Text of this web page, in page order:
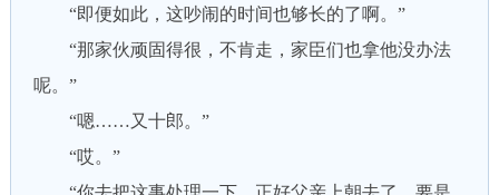
“即便如此，这吵闹的时间也够长的了啊。”
“那家伙顽固得很，不肯走，家臣们也拿他没办法
呢。”
“嗯……又十郎。”
“哎。”